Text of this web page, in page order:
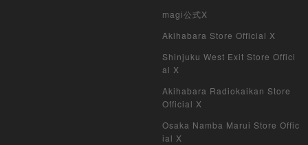
magi公式X
Akihabara Store Official X
Shinjuku West Exit Store Offici
al X
Akihabara Radiokaikan Store
Official X
Osaka Namba Marui Store Offic
ial X